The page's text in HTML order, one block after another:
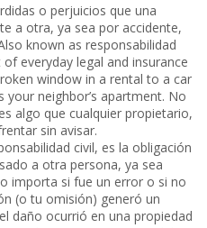
o perjuicios que una
a otra, ya sea por accidente,
known asresponsabilidad
everyday legal and insurance
window in a rental to a car
neighbor’s apartment. No
algo que cualquier propietario,
sin avisar.
civil, es la obligación
a otra persona, ya sea
importa si fue un error o si no
(o tu omisión) generó un
daño ocurrió en una propiedad